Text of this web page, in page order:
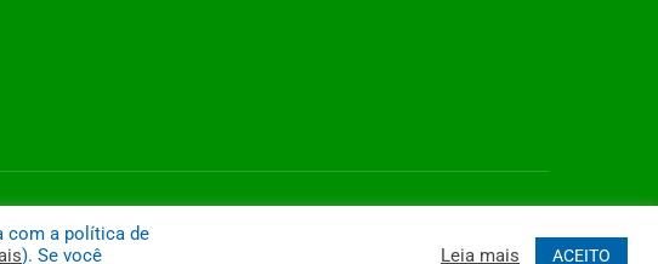
com a política de
). Se você Leia mais ACEITO